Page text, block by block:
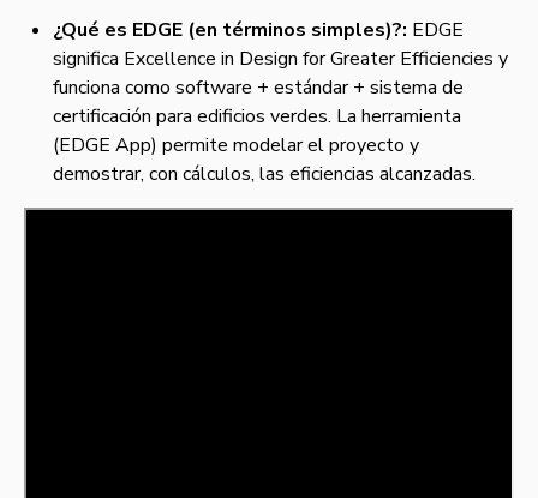
¿Qué es EDGE (en términos simples)?: EDGE
significa Excellence in Design for Greater Efficiencies y
funciona como software + estándar + sistema de
certificación para edificios verdes. La herramienta
(EDGE App) permite modelar el proyecto y
demostrar, con cálculos, las eficiencias alcanzadas.